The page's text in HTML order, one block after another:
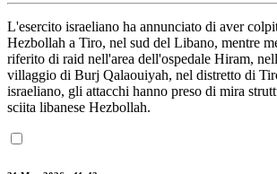
L'esercito israeliano ha annunciato di aver
Hezbollah a Tiro, nel sud del Libano, mentre
riferito di raid nell'area dell'ospedale Hiram,
villaggio di Burj Qalaouiyah, nel distretto di
israeliano, gli attacchi hanno preso di mira
sciita libanese Hezbollah.